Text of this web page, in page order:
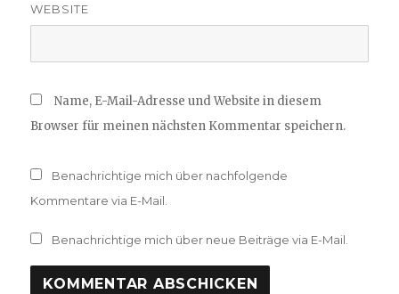
WEBSITE
Name, E-Mail-Adresse und Website in diesem
Browser für meinen nächsten Kommentar speichern.
Benachrichtige mich über nachfolgende
Kommentare via E-Mail.
Benachrichtige mich über neue Beiträge via E-Mail.